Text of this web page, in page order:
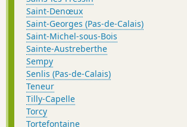
Saint-Denœux
Saint-Georges (Pas-de-Calais)
Saint-Michel-sous-Bois
Sainte-Austreberthe
Sempy
Senlis (Pas-de-Calais)
Teneur
Tilly-Capelle
Torcy
Tortefontaine